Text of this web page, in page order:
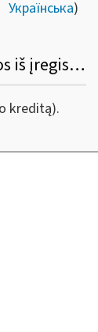
Українська)
18. Kaip apmokestinamos pajamos iš įregistruotos (pagal pažymą vykdomos) individualios veiklos?
kreditą).